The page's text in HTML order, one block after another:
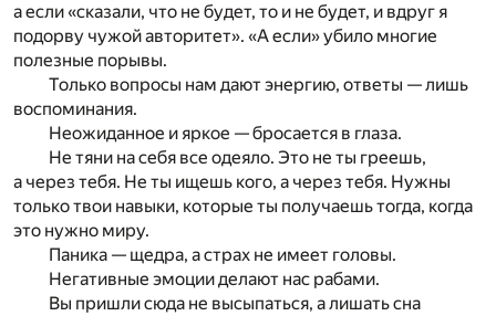
а если «сказали, что не будет, то и не будет, и вдруг я
подорву чужой авторитет». «А если» убило многие
полезные порывы.
Только вопросы нам дают энергию, ответы — лишь
воспоминания.
Неожиданное и яркое — бросается в глаза.
Не тяни на себя все одеяло. Это не ты греешь,
а через тебя. Не ты ищешь кого, а через тебя. Нужны
только твои навыки, которые ты получаешь тогда, когда
это нужно миру.
Паника — щедра, а страх не имеет головы.
Негативные эмоции делают нас рабами.
Вы пришли сюда не высыпаться, а лишать сна